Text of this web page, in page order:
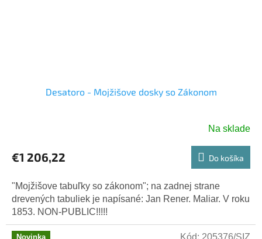
Desatoro - Mojžišove dosky so Zákonom
Na sklade
€1 206,22 Do košíka
"Mojžišove tabuľky so zákonom"; na zadnej strane
drevených tabuliek je napísané: Jan Rener. Maliar. V roku
1853. NON-PUBLIC!!!!!
Novinka
Kód: 205376/SIZ